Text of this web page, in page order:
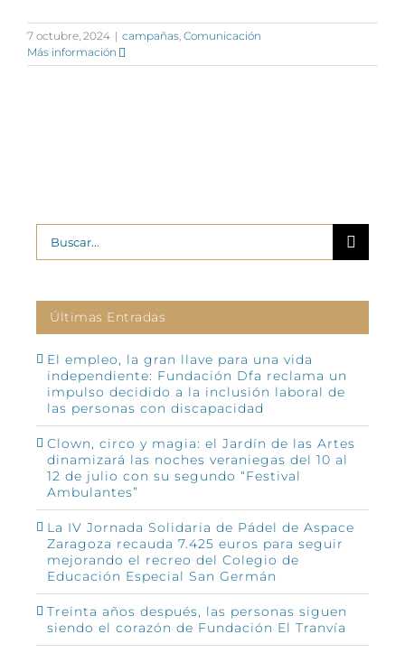
7 octubre, 2024 | campañas, Comunicación
Más información
Buscar:
Últimas Entradas
El empleo, la gran llave para una vida
independiente: Fundación Dfa reclama un
impulso decidido a la inclusión laboral de
las personas con discapacidad
Clown, circo y magia: el Jardín de las Artes
dinamizará las noches veraniegas del 10 al
12 de julio con su segundo “Festival
Ambulantes”
La IV Jornada Solidaria de Pádel de Aspace
Zaragoza recauda 7.425 euros para seguir
mejorando el recreo del Colegio de
Educación Especial San Germán
Treinta años después, las personas siguen
siendo el corazón de Fundación El Tranvía